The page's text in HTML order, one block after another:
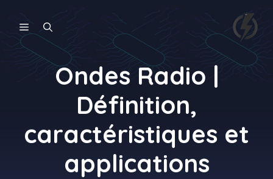
contenu
MENU
Ondes Radio |
Définition,
caractéristiques et
applications